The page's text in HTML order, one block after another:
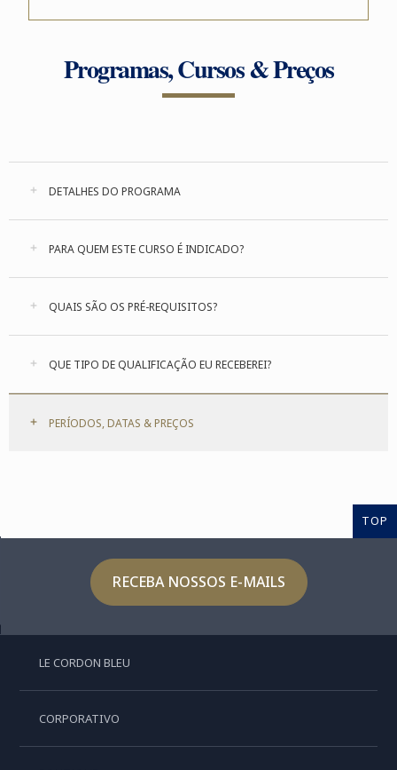
Programas, Cursos & Preços
DETALHES DO PROGRAMA
PARA QUEM ESTE CURSO É INDICADO?
QUAIS SÃO OS PRÉ-REQUISITOS?
QUE TIPO DE QUALIFICAÇÃO EU RECEBEREI?
PERÍODOS, DATAS & PREÇOS
TOP
RECEBA NOSSOS E-MAILS
LE CORDON BLEU
CORPORATIVO